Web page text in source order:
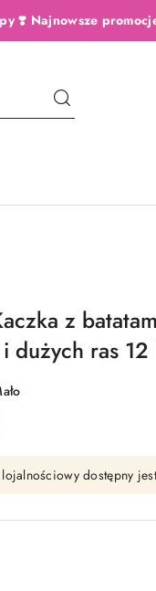
❣️ Najnowsze
z
dużych ras 12
dostępny